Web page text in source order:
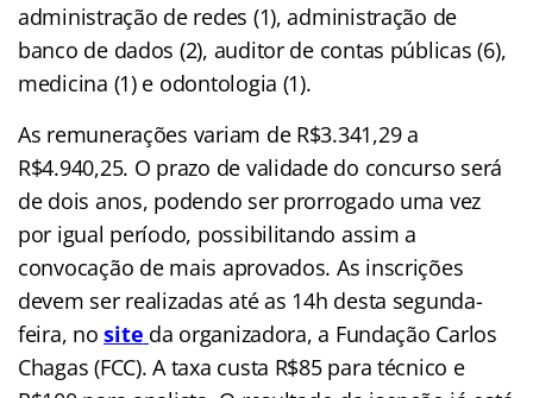
administração de redes (1), administração de
banco de dados (2), auditor de contas públicas (6),
medicina (1) e odontologia (1).
As remunerações variam de R$3.341,29 a
R$4.940,25. O prazo de validade do concurso será
de dois anos, podendo ser prorrogado uma vez
por igual período, possibilitando assim a
convocação de mais aprovados. As inscrições
devem ser realizadas até as 14h desta segunda-
feira, nosite da organizadora, a Fundação Carlos
Chagas (FCC). A taxa custa R$85 para técnico e